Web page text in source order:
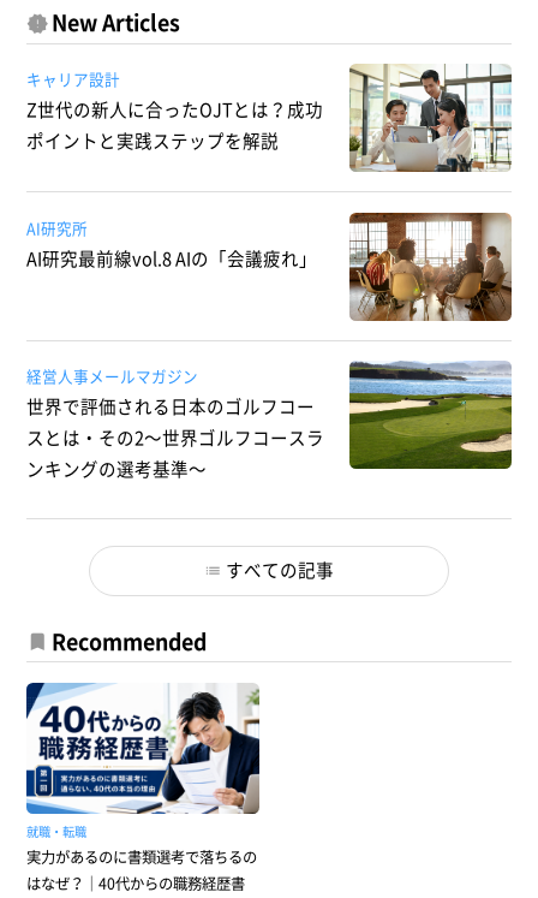
New Articles
キャリア設計
Z世代の新人に合ったOJTとは？成功
ポイントと実践ステップを解説
AI研究所
AI研究最前線vol.8 AIの「会議疲れ」
経営人事メールマガジン
世界で評価される日本のゴルフコー
スとは・その2～世界ゴルフコースラ
ンキングの選考基準～
すべての記事
Recommended
就職・転職
実力があるのに書類選考で落ちるの
はなぜ？｜40代からの職務経歴書